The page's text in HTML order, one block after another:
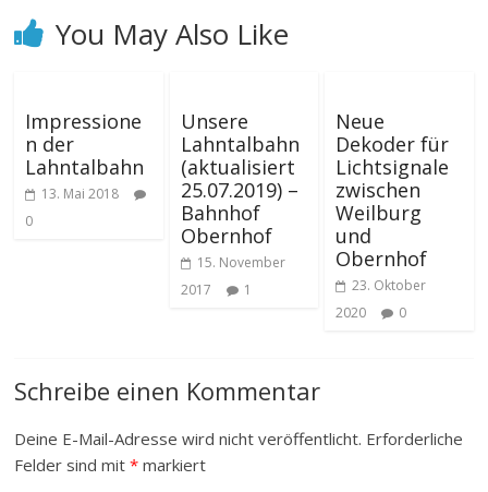
You May Also Like
Impressione
n der
Lahntalbahn
13. Mai 2018
0
Unsere
Lahntalbahn
(aktualisiert
25.07.2019) –
Bahnhof
Obernhof
15. November
2017
1
Neue
Dekoder für
Lichtsignale
zwischen
Weilburg
und
Obernhof
23. Oktober
2020
0
Schreibe einen Kommentar
Deine E-Mail-Adresse wird nicht veröffentlicht. Erforderliche
Felder sind mit* markiert